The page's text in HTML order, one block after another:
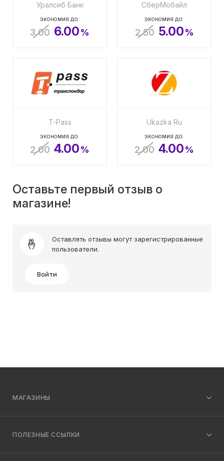
Уралсиб Банк
ЭКОНОМИЯ ДО:
3.00 6.00%
СберМобайл
ЭКОНОМИЯ ДО:
2.50 5.00%
T-Pass
ЭКОНОМИЯ ДО:
2.00 4.00%
Ukazka Ru
ЭКОНОМИЯ ДО:
2.00 4.00%
Оставьте первый отзыв о
магазине!
Оставлять отзывы могут зарегистрированные
пользователи.
Войти
МАГАЗИНЫ
ПОЛЕЗНЫЕ ССЫЛКИ